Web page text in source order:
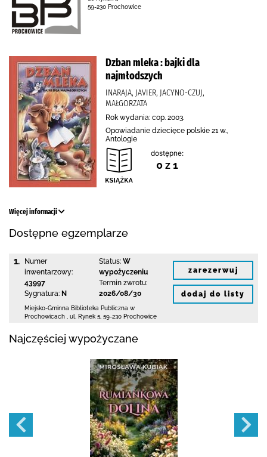
59-230 Prochowice
Dzban mleka : bajki dla
najmłodszych
INARAJA, JAVIER, JACYNO-CZUJ,
MAŁGORZATA
Rok wydania: cop. 2003.
Opowiadanie dziecięce polskie 21 w.,
Antologie
dostępne:
0 z 1
Więcej informacji
Dostępne egzemplarze
1.
Numer
inwentarzowy:
43997
Sygnatura: N
Status: W
wypożyczeniu
Termin zwrotu:
2026/08/30
Miejsko-Gminna Biblioteka Publiczna w
Prochowicach
ul. Rynek 5 59-230 Prochowice
zarezerwuj
dodaj do listy
Najczęściej wypożyczane